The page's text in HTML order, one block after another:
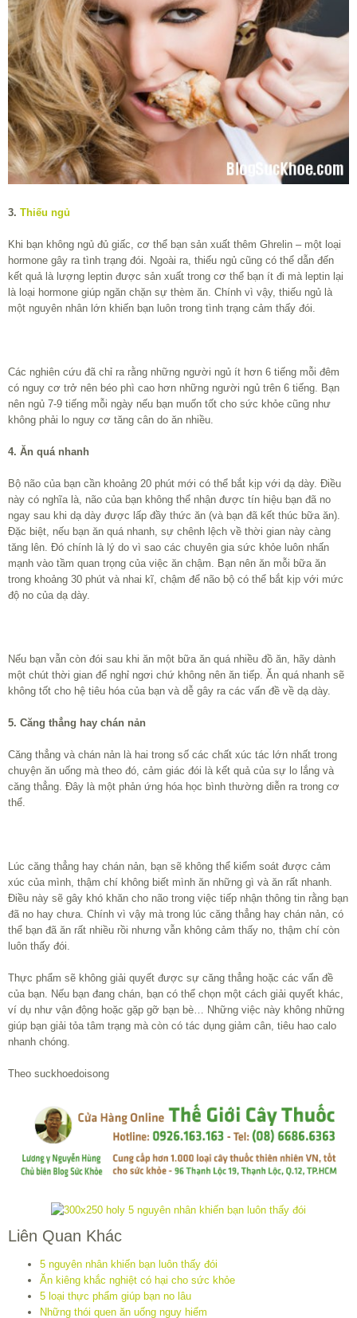
3. Thiếu ngủ
Khi bạn không ngủ đủ giấc, cơ thể bạn sản xuất thêm Ghrelin – một loại
hormone gây ra tình trạng đói. Ngoài ra, thiếu ngủ cũng có thể dẫn đến
kết quả là lượng leptin được sản xuất trong cơ thể bạn ít đi mà leptin lại
là loại hormone giúp ngăn chặn sự thèm ăn. Chính vì vậy, thiếu ngủ là
một nguyên nhân lớn khiến bạn luôn trong tình trạng cảm thấy đói.
Các nghiên cứu đã chỉ ra rằng những người ngủ ít hơn 6 tiếng mỗi đêm
có nguy cơ trở nên béo phì cao hơn những người ngủ trên 6 tiếng. Bạn
nên ngủ 7-9 tiếng mỗi ngày nếu bạn muốn tốt cho sức khỏe cũng như
không phải lo nguy cơ tăng cân do ăn nhiều.
4. Ăn quá nhanh
Bộ não của bạn cần khoảng 20 phút mới có thể bắt kịp với dạ dày. Điều
này có nghĩa là, não của bạn không thể nhận được tín hiệu bạn đã no
ngay sau khi dạ dày được lấp đầy thức ăn (và bạn đã kết thúc bữa ăn).
Đặc biệt, nếu bạn ăn quá nhanh, sự chênh lệch về thời gian này càng
tăng lên. Đó chính là lý do vì sao các chuyên gia sức khỏe luôn nhấn
mạnh vào tầm quan trọng của việc ăn chậm. Bạn nên ăn mỗi bữa ăn
trong khoảng 30 phút và nhai kĩ, chậm để não bộ có thể bắt kịp với mức
độ no của dạ dày.
Nếu bạn vẫn còn đói sau khi ăn một bữa ăn quá nhiều đồ ăn, hãy dành
một chút thời gian để nghỉ ngơi chứ không nên ăn tiếp. Ăn quá nhanh sẽ
không tốt cho hệ tiêu hóa của bạn và dễ gây ra các vấn đề về dạ dày.
5. Căng thẳng hay chán nản
Căng thẳng và chán nản là hai trong số các chất xúc tác lớn nhất trong
chuyện ăn uống mà theo đó, cảm giác đói là kết quả của sự lo lắng và
căng thẳng. Đây là một phản ứng hóa học bình thường diễn ra trong cơ
thể.
Lúc căng thẳng hay chán nản, bạn sẽ không thể kiểm soát được cảm
xúc của mình, thậm chí không biết mình ăn những gì và ăn rất nhanh.
Điều này sẽ gây khó khăn cho não trong việc tiếp nhận thông tin rằng bạn
đã no hay chưa. Chính vì vậy mà trong lúc căng thẳng hay chán nản, có
thể bạn đã ăn rất nhiều rồi nhưng vẫn không cảm thấy no, thậm chí còn
luôn thấy đói.
Thực phẩm sẽ không giải quyết được sự căng thẳng hoặc các vấn đề
của bạn. Nếu bạn đang chán, bạn có thể chọn một cách giải quyết khác,
ví dụ như vận động hoặc gặp gỡ bạn bè… Những việc này không những
giúp bạn giải tỏa tâm trạng mà còn có tác dụng giảm cân, tiêu hao calo
nhanh chóng.
Theo suckhoedoisong
Liên Quan Khác
5 nguyên nhân khiến bạn luôn thấy đói
Ăn kiêng khắc nghiệt có hại cho sức khỏe
5 loại thực phẩm giúp bạn no lâu
Những thói quen ăn uống nguy hiểm